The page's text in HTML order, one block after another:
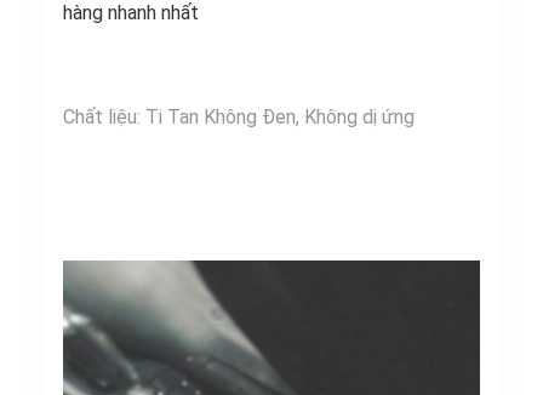
hàng nhanh nhất
Chất liệu: Ti Tan Không Đen, Không dị ứng